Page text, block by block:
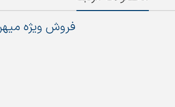
فروش ویژه